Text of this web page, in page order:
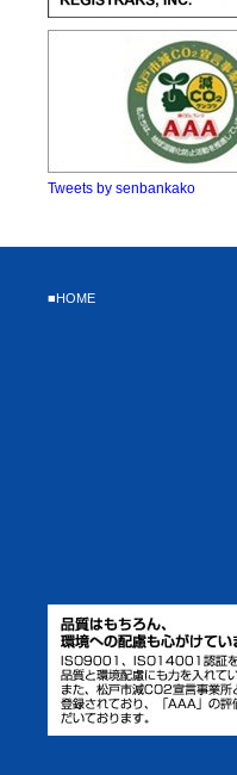
Tweets by senbankako
■HOME